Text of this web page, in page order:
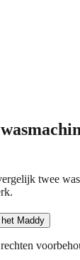
twee
Maddy